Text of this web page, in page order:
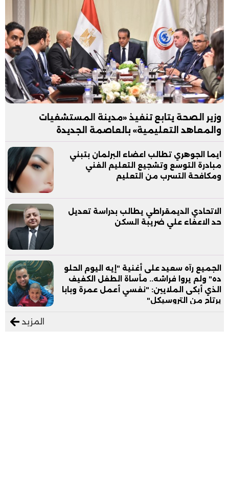
وزير الصحة يتابع تنفيذ «مدينة المستشفيات
والمعاهد التعليمية» بالعاصمة الجديدة
ايما الجوهري تطالب اعضاء البرلمان بتبني
مبادرة التوسع وتشجيع التعليم الفني
ومكافحة التسرب من التعليم
الاتحادي الديمقراطي يطالب بدراسة تعديل
حد الاعفاء علي ضريبة السكن
الجميع رآه سعيد على أغنية "إيه اليوم الحلو
ده" ولم يروا فراشه.. مأساة الطفل الكفيف
الذي أبكى الملايين: "نفسي أعمل عمرة وبابا
يرتاح من التروسيكل"
المزيد